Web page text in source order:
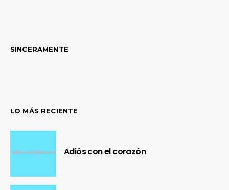
SINCERAMENTE
LO MÁS RECIENTE
Adiós con el corazón